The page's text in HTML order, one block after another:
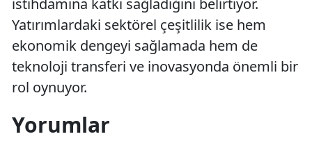
Yatırımlardaki sektörel çeşitlilik ise hem
ekonomik dengeyi sağlamada hem de
teknoloji transferi ve inovasyonda önemli bir
rol oynuyor.
Yorumlar